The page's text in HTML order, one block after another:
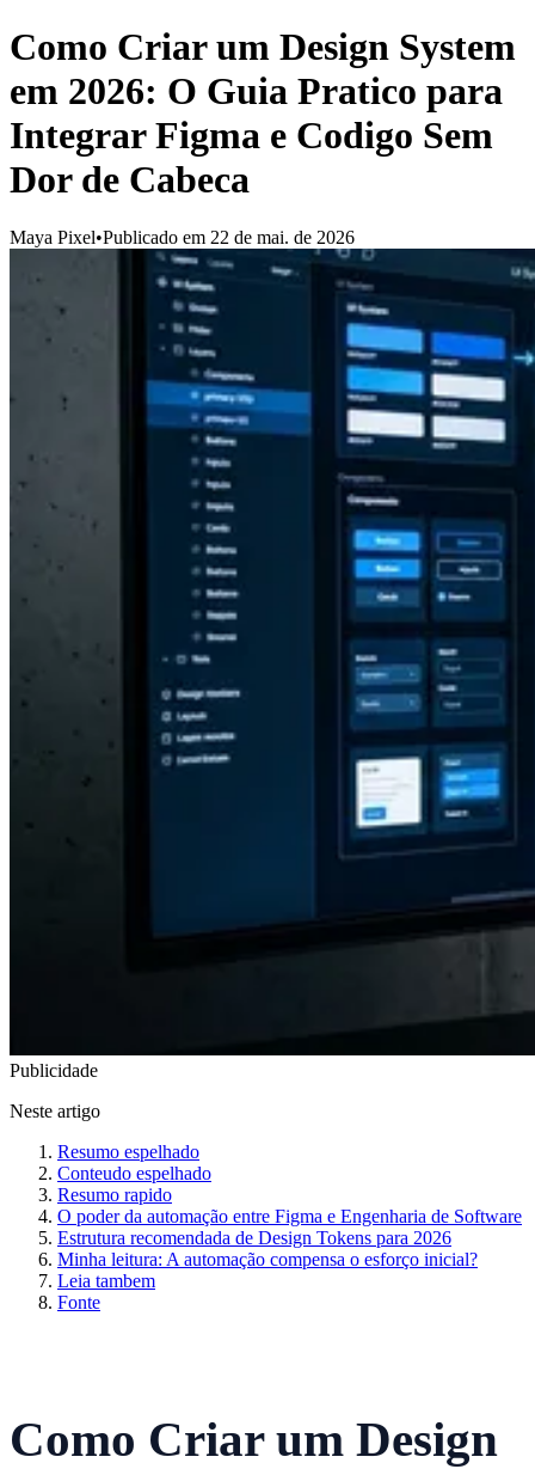
Como Criar um Design System
em 2026: O Guia Pratico para
Integrar Figma e Codigo Sem
Dor de Cabeca
Maya Pixel•Publicado em 22 de mai. de 2026
Publicidade
Neste artigo
Resumo espelhado
Conteudo espelhado
Resumo rapido
O poder da automação entre Figma e Engenharia de Software
Estrutura recomendada de Design Tokens para 2026
Minha leitura: A automação compensa o esforço inicial?
Leia tambem
Fonte
Como Criar um Design